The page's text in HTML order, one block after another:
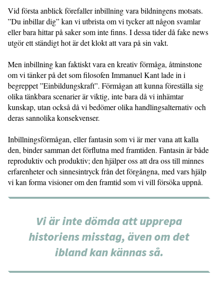
Vid första anblick förefaller inbillning vara bildningens motsats.
”Du inbillar dig” kan vi utbrista om vi tycker att någon svamlar
eller bara hittar på saker som inte finns. I dessa tider då fake news
utgör ett ständigt hot är det klokt att vara på sin vakt.
Men inbillning kan faktiskt vara en kreativ förmåga, åtminstone
om vi tänker på det som filosofen Immanuel Kant lade in i
begreppet ”Einbildungskraft”. Förmågan att kunna föreställa sig
olika tänkbara scenarier är viktig, inte bara då vi inhämtar
kunskap, utan också då vi bedömer olika handlingsalternativ och
deras sannolika konsekvenser.
Inbillningsförmågan, eller fantasin som vi är mer vana att kalla
den, binder samman det förflutna med framtiden. Fantasin är både
reproduktiv och produktiv; den hjälper oss att dra oss till minnes
erfarenheter och sinnesintryck från det förgångna, med vars hjälp
vi kan forma visioner om den framtid som vi vill försöka uppnå.
Vi är inte dömda att upprepa
historiens misstag, även om det
ibland kan kännas så.